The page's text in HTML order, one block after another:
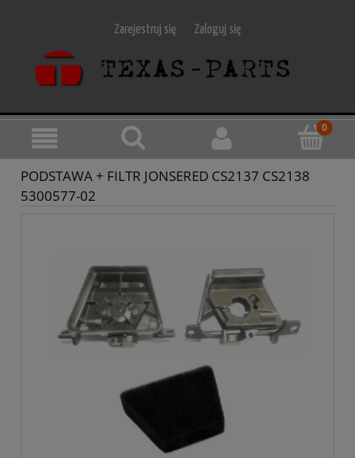
Zarejestruj się Zaloguj się
PODSTAWA + FILTR JONSERED CS2137 CS2138
5300577-02